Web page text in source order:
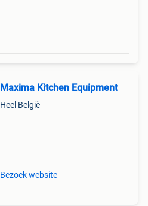
Maxima Kitchen Equipment
Heel België
Bezoek website